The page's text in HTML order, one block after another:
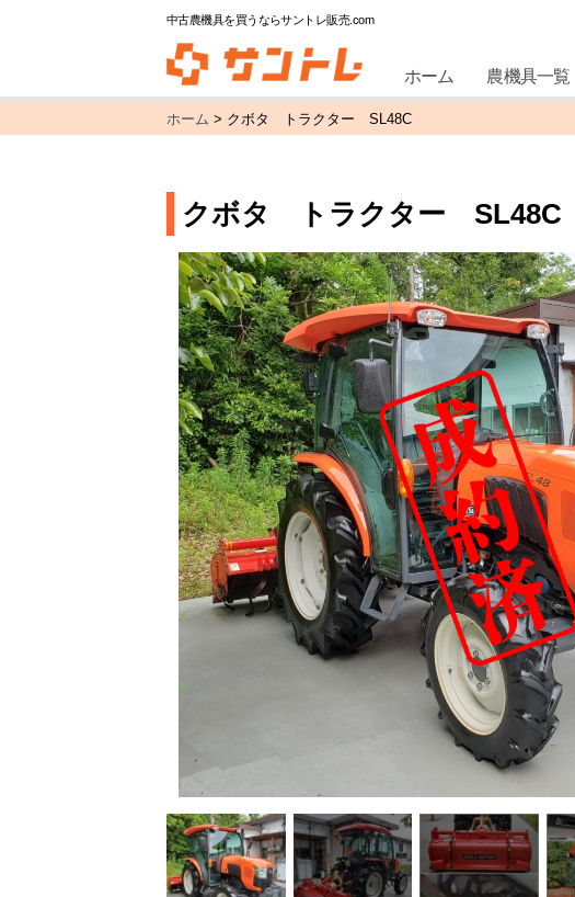
中古農機具を買うならサントレ販売.com
ホーム 農機具一覧
ホーム > クボタ トラクター SL48C
クボタ トラクター SL48C